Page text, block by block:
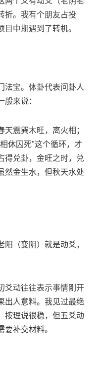
折。我有个朋友占投
中期遇到了转机。
法宝。体卦代表问卦人
来说：
震巽木旺，离火相；
休囚死"这个循环，才
得兑卦，金旺之时，兑
然金生水，但秋天水处
（变阴）就是动爻，
爻动往往表示事情刚开
出人意料。我见过最绝
按理说很稳，但五爻动
补交材料。